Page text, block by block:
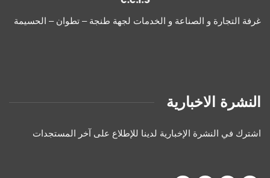
غرفة التجارة و الصناعة و الخدمات لجهة طنجة – تطوان – الحسيمة
النشرة الاخبارية
اشترك في النشرة الإخبارية لدينا للإطلاع على آخر المستجدات